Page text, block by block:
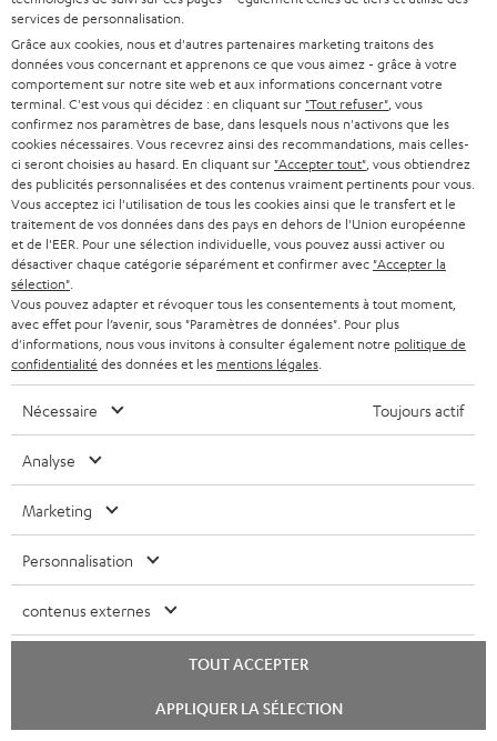
Technologies audio, modes, conseils & astuces
Teufel Support
Questions fréquemment posées
CONTACT
RETOURS
TRACKING
Localisateur de magasins
Découvrez nos produits de près et venez au magasin pour
JUSQU'À -
45 €
I
n
s
c
v
Choisissez votre bon d'achat !
Inscrivez-vous à la newsletter et recevez jusqu'à
45 € de remise.
chat
services de personnalisation.
Grâce aux cookies, nous et d'autres partenaires marketing traitons des
données vous concernant et apprenons ce que vous aimez - grâce à votre
comportement sur notre site web et aux informations concernant votre
terminal. C'est vous qui décidez : en cliquant sur "Tout refuser" , vous
confirmez nos paramètres de base, dans lesquels nous n'activons que les
cookies nécessaires. Vous recevrez ainsi des recommandations, mais celles-
ci seront choisies au hasard. En cliquant sur "Accepter tout" , vous obtiendrez
des publicités personnalisées et des contenus vraiment pertinents pour vous.
Vous acceptez ici l'utilisation de tous les cookies ainsi que le transfert et le
traitement de vos données dans des pays en dehors de l'Union européenne
et de l'EER. Pour une sélection individuelle, vous pouvez aussi activer ou
désactiver chaque catégorie séparément et confirmer avec "Accepter la
sélection"
Vous pouvez adapter et révoquer tous les consentements à tout moment,
avec effet pour l’avenir, sous "Paramètres de données". Pour plus
d'informations, nous vous invitons à consulter également notre politique de
confidentialité des données et les mentions légales
Nécessaire Toujours actif
Analyse
Marketing
Personnalisation
contenus externes
TOUT ACCEPTER
APPLIQUER LA SÉLECTION